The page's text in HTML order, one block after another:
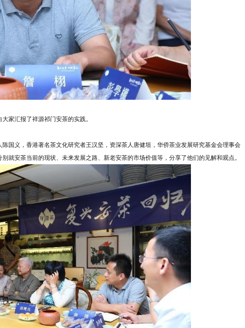
家汇报了祥源祁门安茶的实践。
国义，香港著名茶文化研究者王汉坚，资深茶人唐健垣，华侨茶业发展研究基金会理事会
就安茶当前的现状、未来发展之路、新老安茶的市场价值等，分享了他们的见解和观点。